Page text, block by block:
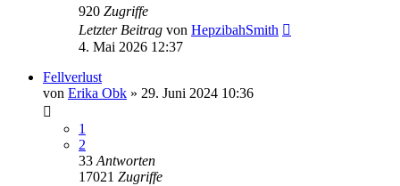
920 Zugriffe
Letzter Beitrag von HepzibahSmith
4. Mai 2026 12:37
Fellverlust
von Erika Obk » 29. Juni 2024 10:36
1
2
33 Antworten
17021 Zugriffe